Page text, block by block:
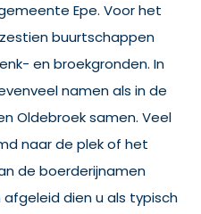
Epe. Voor het
zestien buurtschappen
en broekgronden. In
namen als in de
Oldebroek samen. Veel
naar de plek of het
de boerderijnamen
dien u als typisch